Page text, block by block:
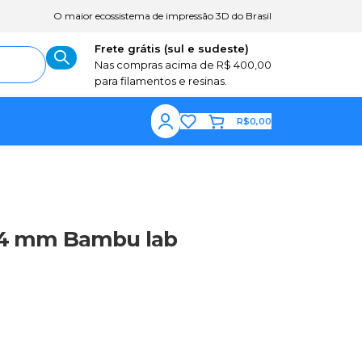
O maior ecossistema de impressão 3D do Brasil
Frete grátis (sul e sudeste)
Nas compras acima de R$ 400,00
para filamentos e resinas.
R$0,00
mm Bambu lab